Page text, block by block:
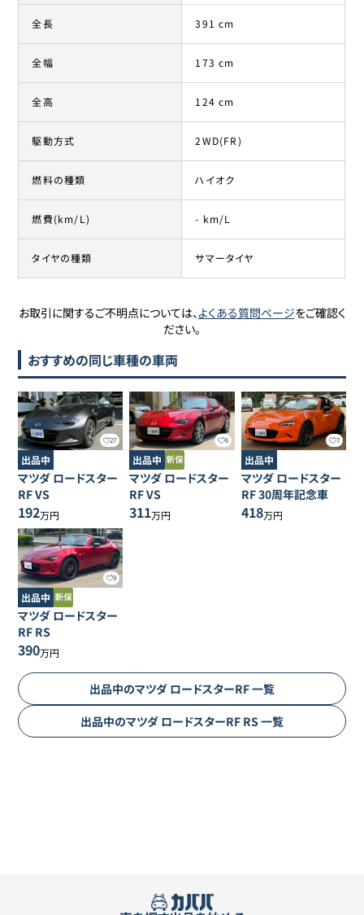
全長 391 cm
全幅 173 cm
全高 124 cm
駆動方式 2WD(FR)
燃料の種類 ハイオク
燃費(km/L) - km/L
タイヤの種類 サマータイヤ
お取引に関するご不明点については、よくある質問ページをご確認く
ださい。
おすすめの同じ車種の車両
27
出品中
マツダ ロードスター
RFVS
192万円
6
出品中
マツダ ロードスター
RFVS
311万円
7
出品中
マツダ ロードスター
RF30周年記念車
418万円
9
出品中
マツダ ロードスター
RF RS
390万円
出品中のマツダ ロードスターRF一覧
出品中のマツダ ロードスターRF RS一覧